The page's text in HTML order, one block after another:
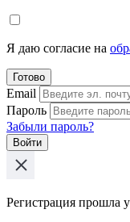
Я даю согласие на
Готово
Email
Пароль
Забыли пароль?
Войти
Регистрация прошла